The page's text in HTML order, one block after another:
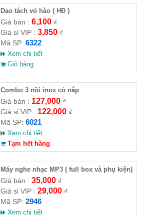
Dao tách vỏ hào ( HĐ )
Giá bán : 6,100₫
Giá sỉ VIP : 3,850₫
Mã SP: 6322
Xem chi tiết
Giỏ hàng
Combo 3 nồi inox có nắp
Giá bán : 127,000₫
Giá sỉ VIP : 122,000₫
Mã SP: 6021
Xem chi tiết
Tạm hết hàng
Máy nghe nhạc MP3 ( full box và phụ kiện)
Giá bán : 35,000₫
Giá sỉ VIP : 29,000₫
Mã SP: 2946
Xem chi tiết